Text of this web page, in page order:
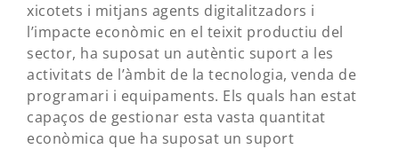
xicotets i mitjans agents digitalitzadors i
l’impacte econòmic en el teixit productiu del
sector, ha suposat un autèntic suport a les
activitats de l’àmbit de la tecnologia, venda de
programari i equipaments. Els quals han estat
capaços de gestionar esta vasta quantitat
econòmica que ha suposat un suport